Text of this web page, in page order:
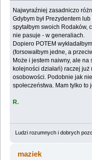
Najwyraźniej zasadniczo
Gdybym był Prezydentem
spytałbym swoich Rodaków,
nie pasuje - w generaliach.
Dopiero POTEM
(forsowałbym jedne, a
Może i jestem naiwny, ale
kolejności działań) raczej
osobowości. Podobnie jak
społeczeństwa. Mam tylko
R.
Ludzi rozumnych i dobrych
maziek